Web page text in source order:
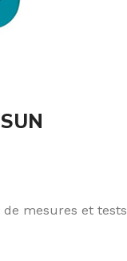
mesures et tests